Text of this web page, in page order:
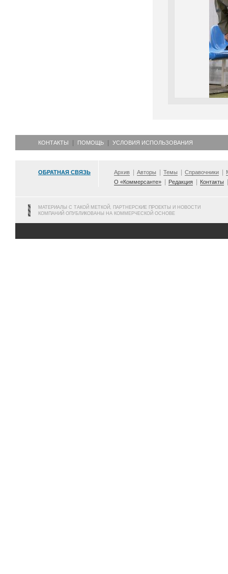
КОНТАКТЫ ПОМОЩЬ УСЛОВИЯ ИСПОЛЬЗОВАНИЯ
ОБРАТНАЯ СВЯЗЬ Архив Авторы Темы Справочники
О «Коммерсанте»
Редакция Контакты
МАТЕРИАЛЫ С ТАКОЙ МЕТКОЙ, ПАРТНЕРСКИЕ ПРОЕКТЫ И НОВОСТИ
КОМПАНИЙ ОПУБЛИКОВАНЫ НА КОММЕРЧЕСКОЙ ОСНОВЕ